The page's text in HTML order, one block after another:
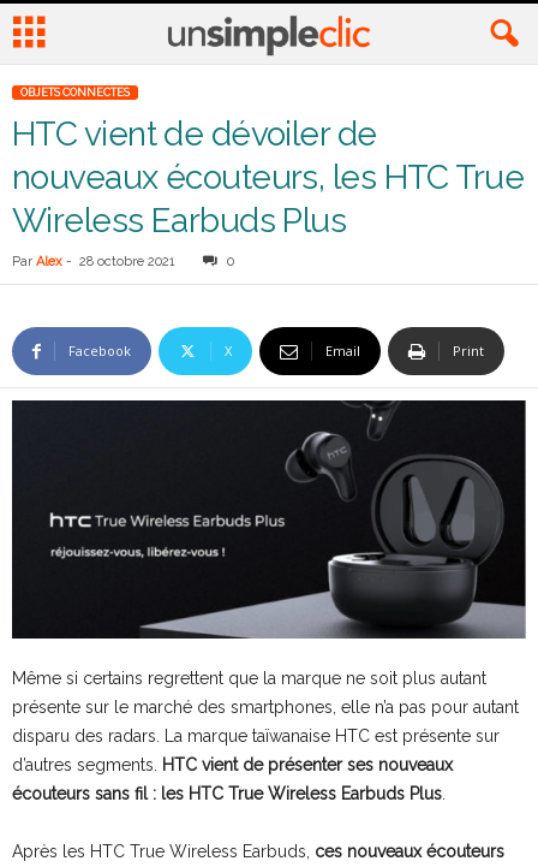
OBJETS CONNECTES
HTC vient de dévoiler de
nouveaux écouteurs, les HTC True
Wireless Earbuds Plus
Par Alex - 28 octobre 2021 0
Facebook X Email Print
Même si certains regrettent que la marque ne soit plus autant
présente sur le marché des smartphones, elle n’a pas pour autant
disparu des radars. La marque taïwanaise HTC est présente sur
d’autres segments.
HTC vient de présenter ses nouveaux
écouteurs sans fil : les HTC True Wireless Earbuds Plus
Après les HTC True Wireless Earbuds, ces nouveaux écouteurs